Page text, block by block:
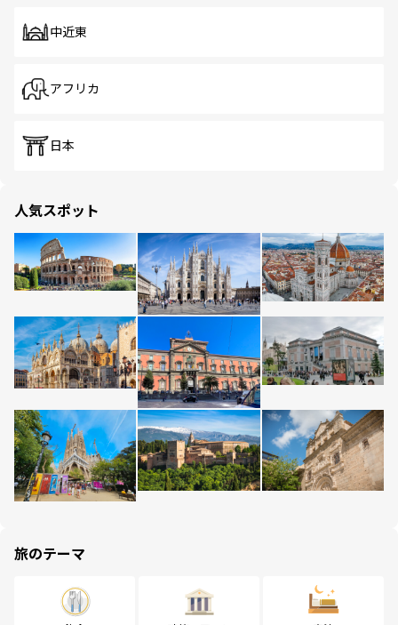
中近東
アフリカ
日本
人気スポット
旅のテーマ